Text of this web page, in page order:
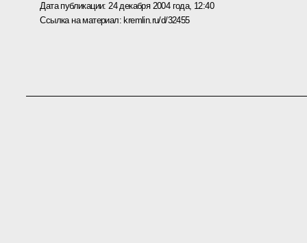
Дата публикации: 24 декабря 2004 года, 12:40
Ссылка на материал:kremlin.ru/d/32455